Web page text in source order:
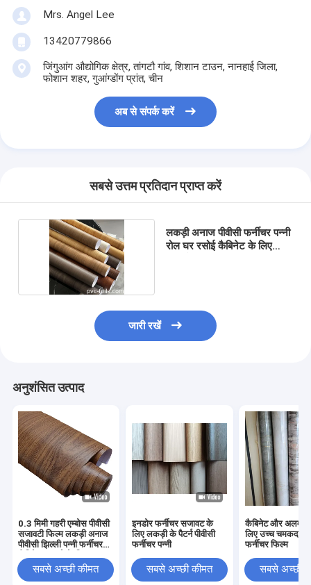
Mrs. Angel Lee
13420779866
जिंगुआंग औद्योगिक क्षेत्र, तांगटौ गांव, शिशान टाउन, नानहाई जिला,
फोशान शहर, गुआंग्डोंग प्रांत, चीन
अब से संपर्क करें
सबसे उत्तम प्रतिदान प्राप्त करें
लकड़ी अनाज पीवीसी फर्नीचर पन्नी
रोल घर रसोई कैबिनेट के लिए
जारी रखें
अनुशंसित उत्पाद
0.3 मिमी गहरी एम्बोस पीवीसी
सजावटी फिल्म लकड़ी अनाज
पीवीसी झिल्ली पन्नी फर्नीचर
सबसे अच्छी कीमत
इनडोर फर्नीचर सजावट के
लिए लकड़ी के पैटर्न पीवीसी
फर्नीचर पन्नी
सबसे अच्छी कीमत
कैबिनेट और
लिए उच्च चमकदार
फर्नीचर फिल्म
सबसे अच्छी